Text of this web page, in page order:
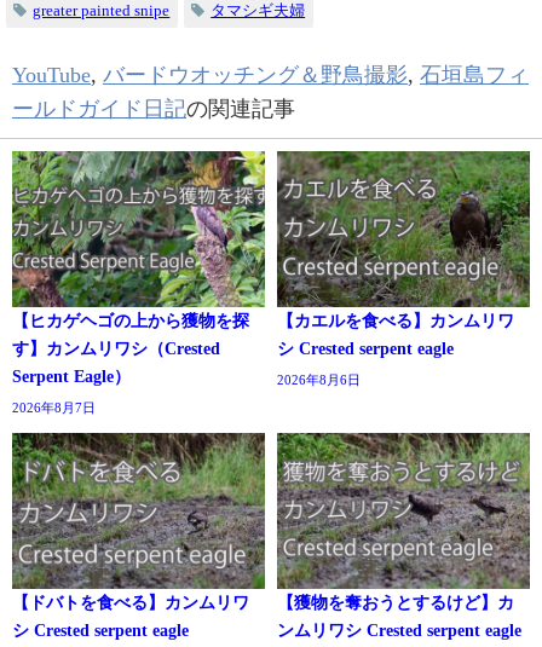
greater painted snipe タマシギ夫婦
YouTube, バードウオッチング＆野鳥撮影, 石垣島フィ
ールドガイド日記の関連記事
【ヒカゲヘゴの上から獲物を探
す】カンムリワシ（Crested
Serpent Eagle）
2026年8月7日
【カエルを食べる】カンムリワ
シ Crested serpent eagle
2026年8月6日
【ドバトを食べる】カンムリワ
シ Crested serpent eagle
【獲物を奪おうとするけど】カ
ンムリワシ Crested serpent eagle